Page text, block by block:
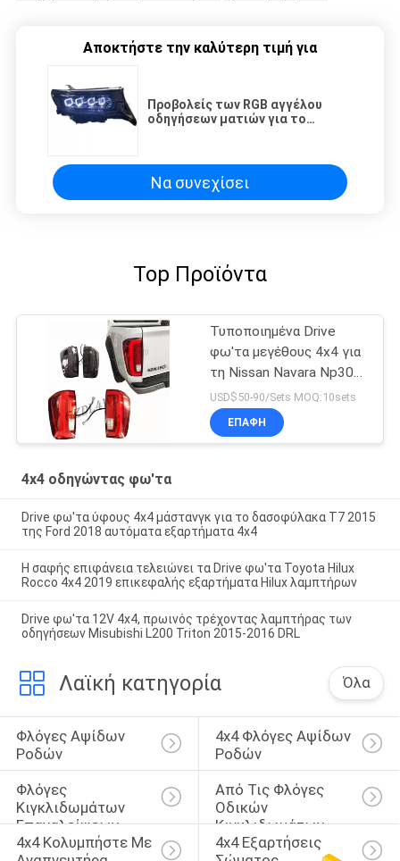
Αποκτήστε την καλύτερη τιμή για
Προβολείς των RGB αγγέλου
οδηγήσεων ματιών για το
Toyota
Να συνεχίσει
Top Προϊόντα
Τυποποιημένα Drive
φω'τα μεγέθους 4x4 για
τη Nissan Navara Np300/
το λαμπτήρα ουρών των
οδηγήσεων
USD$50-90/Sets MOQ:10sets
ΕΠΑΦΉ
4x4 οδηγώντας φω'τα
Drive φω'τα ύφους 4x4 μάστανγκ για το δασοφύλακα T7 2015
της Ford 2018 αυτόματα εξαρτήματα 4x4
Η σαφής επιφάνεια τελειώνει τα Drive φω'τα Toyota Hilux
Rocco 4x4 2019 επικεφαλής εξαρτήματα Hilux λαμπτήρων
Drive φω'τα 12V 4x4, πρωινός τρέχοντας λαμπτήρας των
οδηγήσεων Misubishi L200 Triton 2015-2016 DRL
Λαϊκή κατηγορία Όλα
Φλόγες Αψίδων
Ροδών
4x4 Φλόγες Αψίδων
Ροδών
Φλόγες
Κιγκλιδωμάτων
Επαναλείψεων
Από Τις Φλόγες
Οδικών
Κιγκλιδωμάτων
4x4 Κολυμπήστε Με
4x4 Εξαρτήσεις